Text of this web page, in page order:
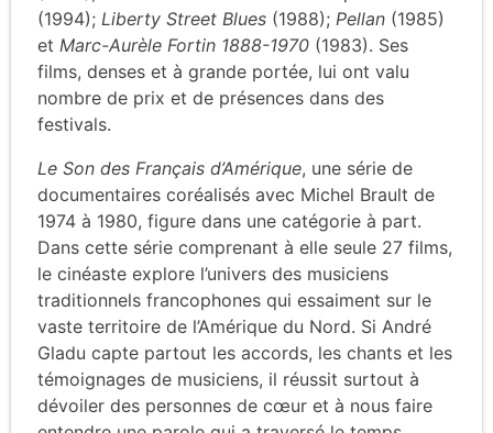
(1994); Liberty Street Blues (1988); Pellan (1985)
et Marc-Aurèle Fortin 1888-1970 (1983). Ses
films, denses et à grande portée, lui ont valu
nombre de prix et de présences dans des
festivals.
Le Son des Français d’Amérique, une série de
documentaires coréalisés avec Michel Brault de
1974 à 1980, figure dans une catégorie à part.
Dans cette série comprenant à elle seule 27 films,
le cinéaste explore l’univers des musiciens
traditionnels francophones qui essaiment sur le
vaste territoire de l’Amérique du Nord. Si André
Gladu capte partout les accords, les chants et les
témoignages de musiciens, il réussit surtout à
dévoiler des personnes de cœur et à nous faire